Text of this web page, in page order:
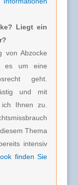
Liegt ein
von Abzocke
es um eine
geht.
und mit
Ihnen zu.
Thema
intensiv
finden Sie